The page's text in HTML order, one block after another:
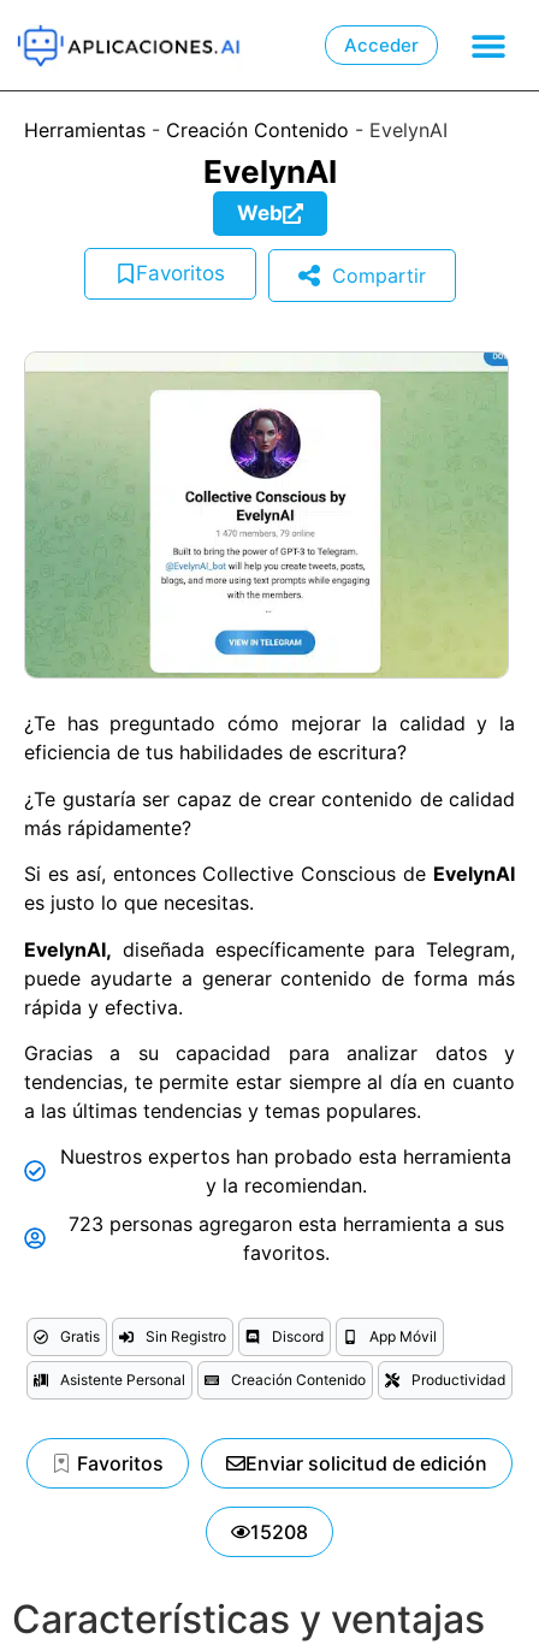
Acceder
Herramientas - Creación Contenido - EvelynAI
EvelynAI
Web
Favoritos Compartir
¿Te has preguntado cómo mejorar la calidad y la
eficiencia de tus habilidades de escritura?
¿Te gustaría ser capaz de crear contenido de calidad
más rápidamente?
Si es así, entonces Collective Conscious de EvelynAI
es justo lo que necesitas.
EvelynAI, diseñada específicamente para Telegram,
puede ayudarte a generar contenido de forma más
rápida y efectiva.
Gracias a su capacidad para analizar datos y
tendencias, te permite estar siempre al día en cuanto
a las últimas tendencias y temas populares.
Nuestros expertos han probado esta herramienta
y la recomiendan.
723 personas agregaron esta herramienta a sus
favoritos.
Gratis Sin Registro Discord App Móvil
Asistente Personal Creación Contenido Productividad
Favoritos Enviar solicitud de edición
15208
Características y ventajas